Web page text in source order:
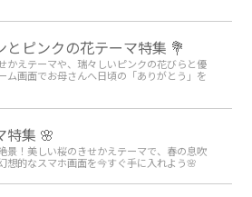
とピンクの花テーマ特集 💐
かえテーマや、瑞々しいピンクの花びらと優
ム画面でお母さんへ日頃の「ありがとう」を
特集 🌸
景！美しい桜のきせかえテーマで、春の息吹
想的なスマホ画面を今すぐ手に入れよう🌸